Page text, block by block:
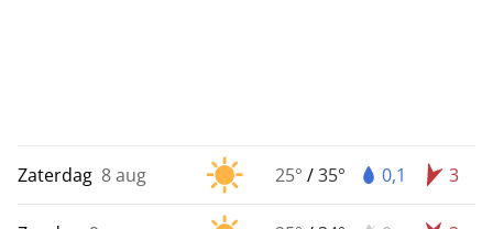
Zaterdag 8 aug 25° /35° 0,1 3